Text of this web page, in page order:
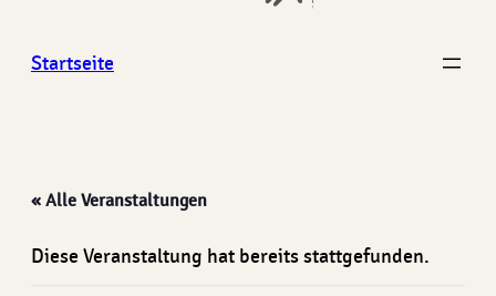
Startseite
« Alle Veranstaltungen
Diese Veranstaltung hat bereits stattgefunden.